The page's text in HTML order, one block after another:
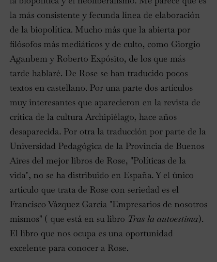
la más consistente y fecunda línea de elaboración
de la biopolítica. Mucho más que la abierta por
filósofos más mediáticos y de culto, como Giorgio
Aganbem y Roberto Expósito, de los que más
tarde hablaré. De Rose se han traducido pocos
textos en castellano. Por una parte dos artículos
muy interesantes que aparecieron en la revista de
crítica de la cultura Archipiélago, hace años
desaparecida. Por otra la traducción por parte de la
Universidad Pedagógica de la Provincia de Buenos
Aires del mejor libros de Rose, "Políticas de la
vida", no se ha distribuido en España. Y el único
artículo que trata de Rose con seriedad es el
Francisco Vázquez García "Empresarios de nosotros
mismos" ( que está en su libro Tras la autoestima).
El libro que nos ocupa es una oportunidad
excelente para conocer a Rose.